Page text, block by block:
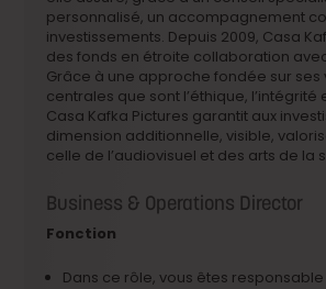
personnalisé, un accompagnement
investissements. Depuis 2009, Casa
des fonds en étroite collaboration
Grâce à une approche fondée sur ses
centrales que sont l’éthique, l’intégrité
Casa Kafka Pictures garantit aux
dimension additionnelle, visible,
celle de l’audiovisuel et des arts de la
Business & Operations Director
Fonction
Dans ce rôle, vous êtes